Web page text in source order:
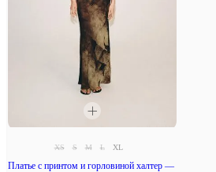
XS S M L XL
Платье с принтом и горловиной халтер —